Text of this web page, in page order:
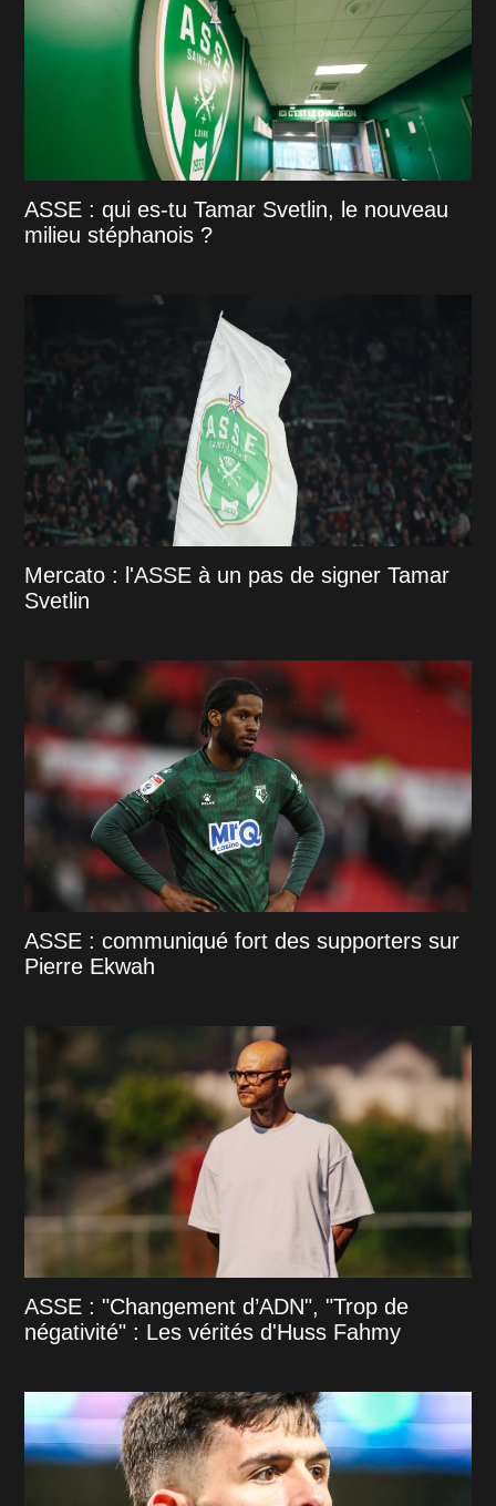
ASSE : qui es-tu Tamar Svetlin, le nouveau
milieu stéphanois ?
Mercato : l'ASSE à un pas de signer Tamar
Svetlin
ASSE : communiqué fort des supporters sur
Pierre Ekwah
ASSE : "Changement d’ADN", "Trop de
négativité" : Les vérités d'Huss Fahmy